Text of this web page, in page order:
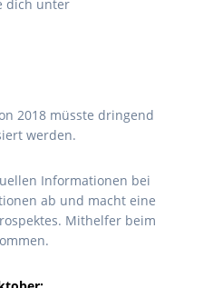
dich unter
2018 müsste dringend
werden.
Informationen bei
ab und macht eine
Mithelfer beim